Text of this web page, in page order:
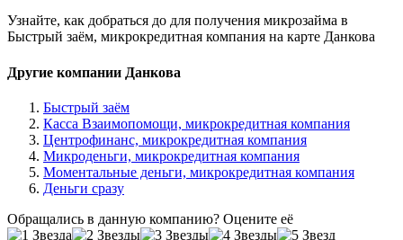
Узнайте, как добраться до для получения микрозайма в
Быстрый заём, микрокредитная компания на карте Данкова
Другие компании Данкова
Быстрый заём
Касса Взаимопомощи, микрокредитная компания
Центрофинанс, микрокредитная компания
Микроденьги, микрокредитная компания
Моментальные деньги, микрокредитная компания
Деньги сразу
Обращались в данную компанию? Оцените её